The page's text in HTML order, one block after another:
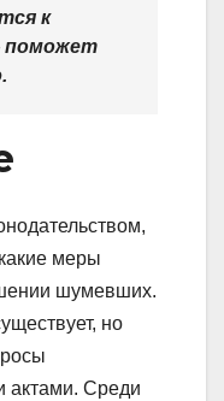
к
поможет
меры
шумевших.
но
актами. Среди